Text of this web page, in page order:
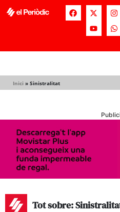
Inici » Sinistralitat
Tot sobre: